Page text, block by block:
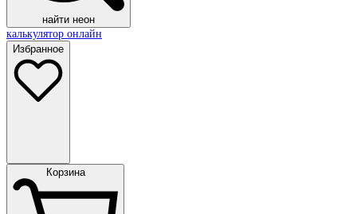
найти неон
калькулятор онлайн
Избранное
Корзина